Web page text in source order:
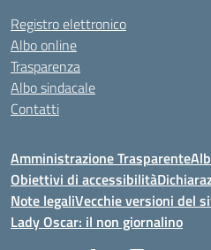
Registro elettronico
Albo online
Trasparenza
Albo sindacale
Contatti
Amministrazione Trasparente
Obiettivi di accessibilità
Note legaliVecchie versioni del
Lady Oscar: il non giornalino